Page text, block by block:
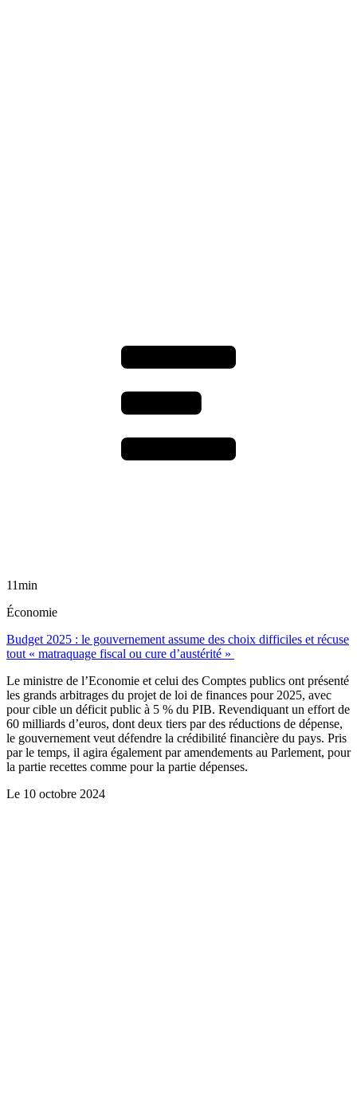
11min
Économie
Budget 2025 : le gouvernement assume des choix difficiles et récuse
tout « matraquage fiscal ou cure d’austérité »
Le ministre de l’Economie et celui des Comptes publics ont présenté
les grands arbitrages du projet de loi de finances pour 2025, avec
pour cible un déficit public à 5 % du PIB. Revendiquant un effort de
60 milliards d’euros, dont deux tiers par des réductions de dépense,
le gouvernement veut défendre la crédibilité financière du pays. Pris
par le temps, il agira également par amendements au Parlement, pour
la partie recettes comme pour la partie dépenses.
Le 10 octobre 2024